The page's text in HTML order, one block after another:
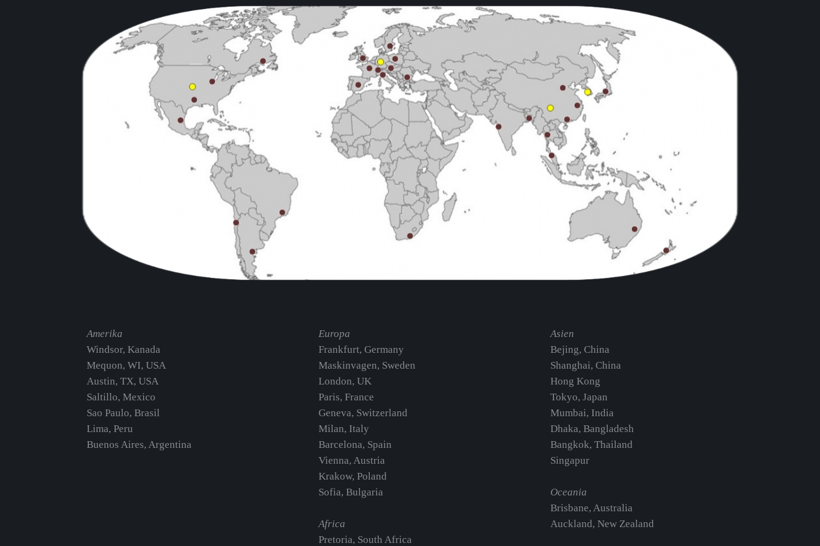
Asien
Bejing, China
Shanghai, China
Hong Kong
Tokyo, Japan
Mumbai, India
Dhaka, Bangladesh
Bangkok, Thailand
Singapur
Oceania
Brisbane, Australia
Auckland, New Zealand
Amerika
Windsor, Kanada
Mequon, WI, USA
Austin, TX, USA
Saltillo, Mexico
Sao Paulo, Brasil
Lima, Peru
Buenos Aires, Argentina
Europa
Frankfurt, Germany
Maskinvagen, Sweden
London, UK
Paris, France
Geneva, Switzerland
Milan, Italy
Barcelona, Spain
Vienna, Austria
Krakow, Poland
Sofia, Bulgaria
Africa
Pretoria, South Africa